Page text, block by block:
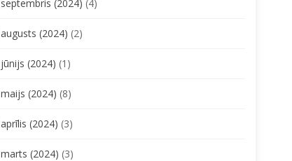
septembris (2024) (4)
augusts (2024) (2)
jūnijs (2024) (1)
maijs (2024) (8)
aprīlis (2024) (3)
marts (2024) (3)